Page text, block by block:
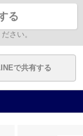
る
さい。
で共有する